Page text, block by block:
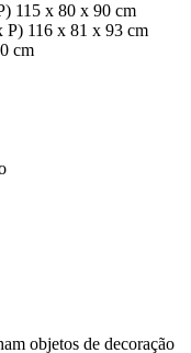
115 x 80 x 90 cm
P) 116 x 81 x 93 cm
cm
objetos de decoração